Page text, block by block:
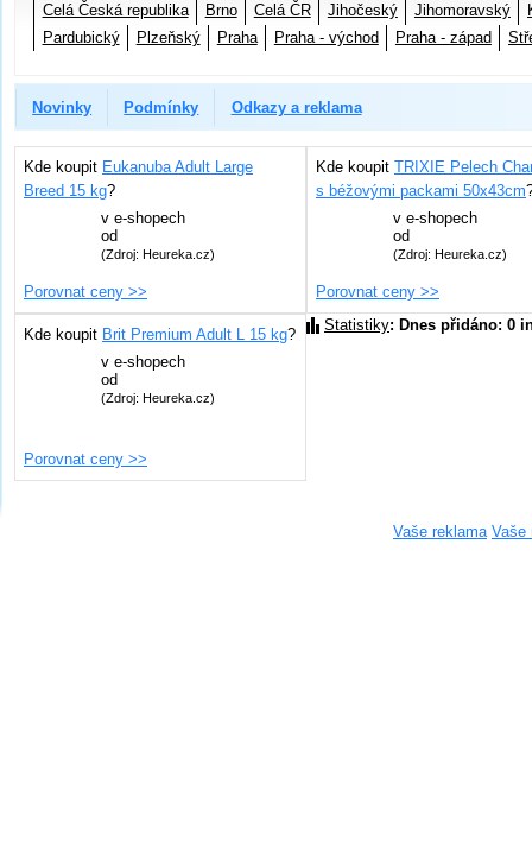
Celá Česká republika Brno Celá ČR Jihočeský Jihomoravský
Pardubický
Plzeňský Praha Praha - východ Praha - západ
Novinky Podmínky Odkazy a reklama
Kde koupit Eukanuba Adult Large
Breed 15 kg?
v e-shopech
od
(Zdroj: Heureka.cz)
Porovnat ceny >>
Kde koupit TRIXIE Pelech
s béžovými packami 50x43cm
v e-shopech
od
(Zdroj: Heureka.cz)
Porovnat ceny >>
Kde koupit Brit Premium Adult L 15 kg?
v e-shopech
od
(Zdroj: Heureka.cz)
Porovnat ceny >>
Statistiky: Dnes přidáno: 0
Vaše reklama Vaše